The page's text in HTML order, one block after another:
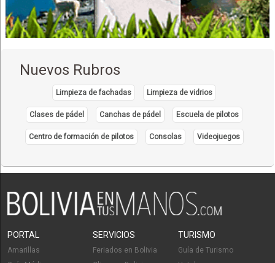
Marketing
Productoras de Publicidad
Publicidad, Agencias de
Cafeterías
Nuevos Rubros
Limpieza de fachadas Limpieza de vidrios
Clases de pádel Canchas de pádel Escuela de pilotos
Centro de formación de pilotos Consolas Videojuegos
PORTAL
Amarillas
SERVICIOS
Feriados en Bolivia
TURISMO
Guía de Turismo